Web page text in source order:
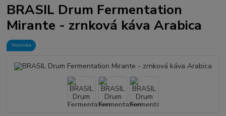
BRASIL Drum Fermentation
Mirante - zrnková káva Arabica
Novinka